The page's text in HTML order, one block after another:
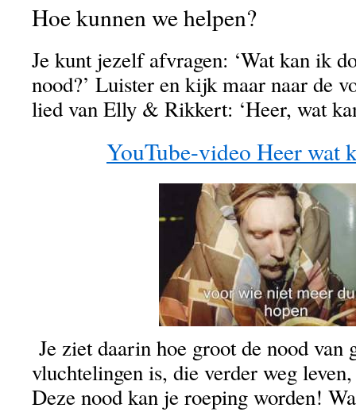
Hoe kunnen we helpen?
Je kunt jezelf afvragen: ‘Wat kan ik
nood?’ Luister en kijk maar naar de
lied van Elly & Rikkert: ‘Heer, wat
YouTube-video Heer wat
Je ziet daarin hoe groot de nood van
vluchtelingen is, die verder weg
Deze nood kan je roeping worden!